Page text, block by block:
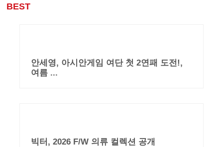
BEST
안세영, 아시안게임 여단 첫 2연패 도전!,
여름 ...
빅터, 2026 F/W 의류 컬렉션 공개